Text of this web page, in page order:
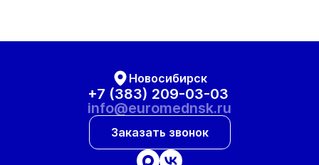
Новосибирск
+7 (383) 209-03-03
info@euromednsk.ru
Заказать звонок